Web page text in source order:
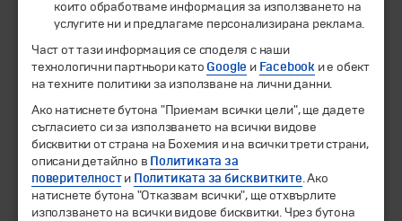
© 1994-2026 Бохемия ООД.Всички права запазени.
Екскурзии и почивки
Направления
Календар
които обработваме информация за използването на
услугите ни и предлагаме персонализирана реклама.
Част от тази информация се споделя с наши
технологични партньори като Google и Facebook и е обект
на техните политики за използване на лични данни.
Ако натиснете бутона "Приемам всички цели", ще дадете
съгласието си за използването на всички видове
бисквитки от страна на Бохемия и на всички трети страни,
описани детайлно в Политиката за
поверителности Политиката за бисквитките. Ако
натиснете бутона "Отказвам всички", ще отхвърлите
използването на всички видове бисквитки. Чрез бутона